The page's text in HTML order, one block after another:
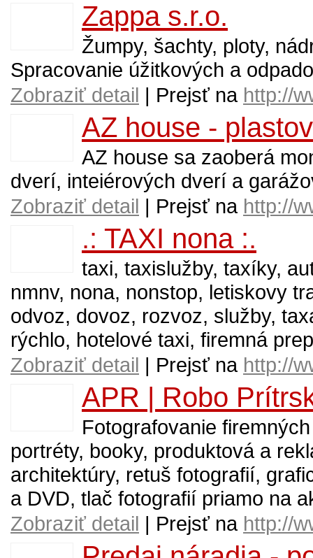
Zappa s.r.o.
Žumpy, šachty, ploty,
Spracovanie úžitkových a
Zobraziť detail | Prejsť na http://
AZ house -
AZ house sa zaoberá
dverí, inteiérových dverí a
Zobraziť detail | Prejsť na http://
.: TAXI nona :.
taxi, taxislužby, taxíky,
nmnv, nona, nonstop, letiskovy
odvoz, dovoz, rozvoz, služby,
rýchlo, hotelové taxi, firemná
Zobraziť detail | Prejsť na http://
APR | Robo
Fotografovanie
portréty, booky, produktová a
architektúry, retuš fotografií,
a DVD, tlač fotografií priamo na
Zobraziť detail | Prejsť na http://